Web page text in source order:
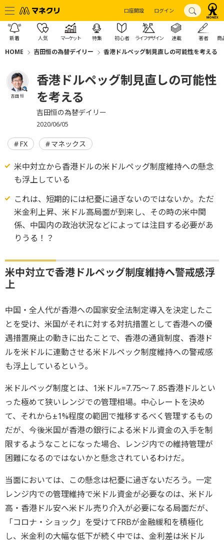
口座開設 ログイン
新着 人気 マーケット 特集 初心者 ライフデザイン 連載 著者 商
HOME 吉田恒の為替デイリー 香港ドルペッグ制見直しの可能性を考える
吉田 恒
香港ドルペッグ制見直しの可能性
を考える
吉田恒の為替デイリー
2020/06/05
FX マネックス
米中対立から香港ドルの米ドルペッグ制度維持への懸念
も浮上している
これは、短期的には杞憂に過ぎないのではないか。ただ
米金利上昇、米ドル高局面が到来し、その時の米中関
係、中国内の政治状況などによっては注目する必要があ
りうる！？
米中対立で香港ドルペッグ制度維持へ警戒感浮
上
中国・全人代が香港への国家安全法制定導入を決定したこ
とを受け、米国がそれに対する対抗措置として香港への優
遇措置廃止の動きに出たことで、香港の通貨制度、香港ド
ルを米ドルに連動させる米ドルペック制度維持への警戒感
も浮上しているという。
米ドルペッグ制度とは、1米ドル=7.75～７.85香港ドルとい
った極めて狭いレンジでの管理相場。中心レートを決め
て、それから±1%程度の範囲で推移するべく管理するもの
だが、今後米国が香港の銀行による米ドル資金の入手を制
限するようなことになった場合、レンジ内での維持管理が
困難になるのではないかと懸念されているわけだ。
当面においては、この懸念は杞憂に過ぎないだろう。一定
レンジ内での管理維持で米ドル資金が必要なのは、米ドル
高・香港ドル安へ米ドル売り介入が必要になる局面だが、
「コロナ・ショック」を受けてFRBが金融緩和を積極化
し、米金利の大幅な低下が続く中では、金利差は米ドル